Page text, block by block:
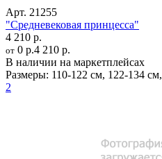
Арт. 21255
"Средневековая принцесса"
4 210 р.
от 0 р.4 210 р.
В наличии на маркетплейсах
Размеры: 110-122 см, 122-134 см,
2